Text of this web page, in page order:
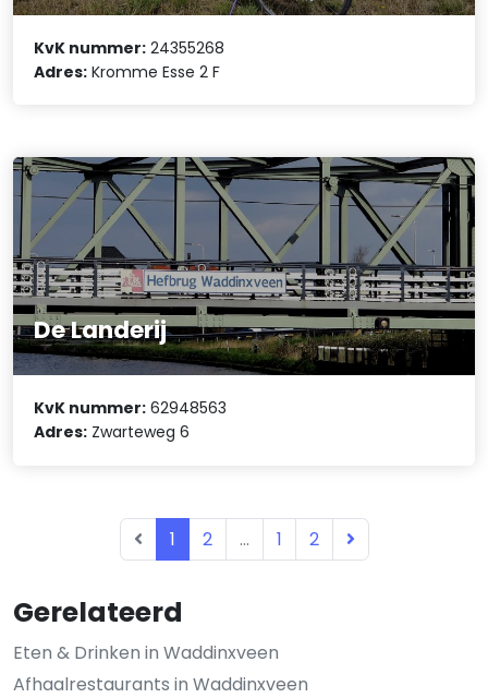
Gerelateerd
Eten & Drinken in Waddinxveen
Afhaalrestaurants in Waddinxveen
KvK nummer: 24355268
Adres: Kromme Esse 2 F
De Landerij
KvK nummer: 62948563
Adres: Zwarteweg 6
1 2 ... 1 2